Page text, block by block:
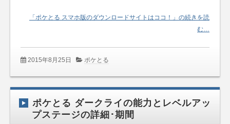
「ポケとる スマホ版のダウンロードサイトはココ！」の続きを読
む…
2015年8月25日 ポケとる
ポケとる ダークライの能力とレベルアッ
プステージの詳細･期間